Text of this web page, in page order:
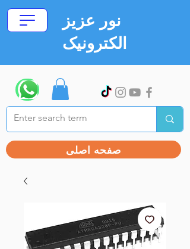
نور عزیز
الکترونیک
صفحه اصلی